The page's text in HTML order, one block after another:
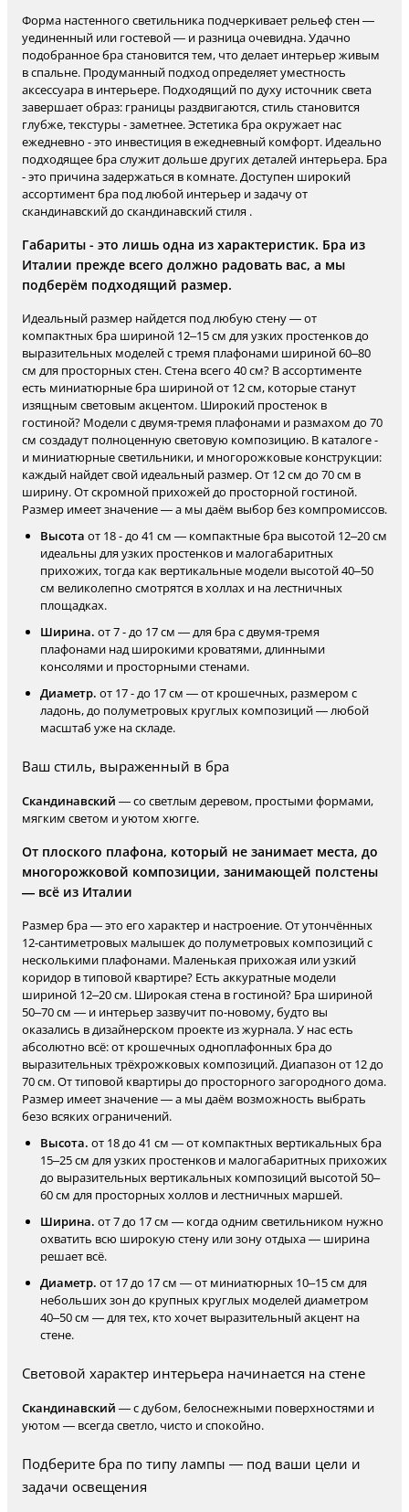
Форма настенного светильника подчеркивает рельеф стен —
уединенный или гостевой — и разница очевидна. Удачно
подобранное бра становится тем, что делает интерьер живым
в спальне. Продуманный подход определяет уместность
аксессуара в интерьере. Подходящий по духу источник света
завершает образ: границы раздвигаются, стиль становится
глубже, текстуры - заметнее. Эстетика бра окружает нас
ежедневно - это инвестиция в ежедневный комфорт. Идеально
подходящее бра служит дольше других деталей интерьера. Бра
- это причина задержаться в комнате. Доступен широкий
ассортимент бра под любой интерьер и задачу от
скандинавский до скандинавский стиля .
Габариты - это лишь одна из характеристик. Бра из
Италии прежде всего должно радовать вас, а мы
подберём подходящий размер.
Идеальный размер найдется под любую стену — от
компактных бра шириной 12–15 см для узких простенков до
выразительных моделей с тремя плафонами шириной 60–80
см для просторных стен. Стена всего 40 см? В ассортименте
есть миниатюрные бра шириной от 12 см, которые станут
изящным световым акцентом. Широкий простенок в
гостиной? Модели с двумя-тремя плафонами и размахом до 70
см создадут полноценную световую композицию. В каталоге -
и миниатюрные светильники, и многорожковые конструкции:
каждый найдет свой идеальный размер. От 12 см до 70 см в
ширину. От скромной прихожей до просторной гостиной.
Размер имеет значение — а мы даём выбор без компромиссов.
Высота от 18 - до 41 см — компактные бра высотой 12–20 см
идеальны для узких простенков и малогабаритных
прихожих, тогда как вертикальные модели высотой 40–50
см великолепно смотрятся в холлах и на лестничных
площадках.
Ширина. от 7 - до 17 см — для бра с двумя-тремя
плафонами над широкими кроватями, длинными
консолями и просторными стенами.
Диаметр. от 17 - до 17 см — от крошечных, размером с
ладонь, до полуметровых круглых композиций — любой
масштаб уже на складе.
Ваш стиль, выраженный в бра
Скандинавский — со светлым деревом, простыми формами,
мягким светом и уютом хюгге.
От плоского плафона, который не занимает места, до
многорожковой композиции, занимающей полстены
— всё из Италии
Размер бра — это его характер и настроение. От утончённых
12-сантиметровых малышек до полуметровых композиций с
несколькими плафонами. Маленькая прихожая или узкий
коридор в типовой квартире? Есть аккуратные модели
шириной 12–20 см. Широкая стена в гостиной? Бра шириной
50–70 см — и интерьер зазвучит по-новому, будто вы
оказались в дизайнерском проекте из журнала. У нас есть
абсолютно всё: от крошечных одноплафонных бра до
выразительных трёхрожковых композиций. Диапазон от 12 до
70 см. От типовой квартиры до просторного загородного дома.
Размер имеет значение — а мы даём возможность выбрать
безо всяких ограничений.
Высота. от 18 до 41 см — от компактных вертикальных бра
15–25 см для узких простенков и малогабаритных прихожих
до выразительных вертикальных композиций высотой 50–
60 см для просторных холлов и лестничных маршей.
Ширина. от 7 до 17 см — когда одним светильником нужно
охватить всю широкую стену или зону отдыха — ширина
решает всё.
Диаметр. от 17 до 17 см — от миниатюрных 10–15 см для
небольших зон до крупных круглых моделей диаметром
40–50 см — для тех, кто хочет выразительный акцент на
стене.
Световой характер интерьера начинается на стене
Скандинавский — с дубом, белоснежными поверхностями и
уютом — всегда светло, чисто и спокойно.
Подберите бра по типу лампы — под ваши цели и
задачи освещения